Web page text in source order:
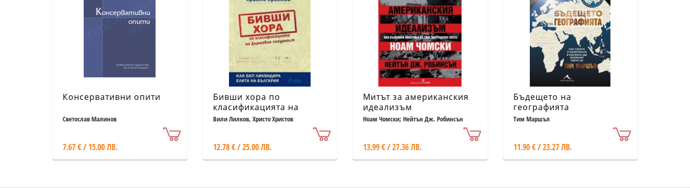
Консервативни опити
Светослав Малинов
7.67 € / 15.00 ЛВ.
Бивши хора по
класификацията на
Държавна сигурност
Вили Лилков, Христо Христов
12.78 € / 25.00 ЛВ.
Митът за американския
идеализъм
Ноам Чомски; Нейтън Дж. Робинсън
13.99 € / 27.36 ЛВ.
Бъдещето на
географията
Тим Маршъл
11.90 € / 23.27 ЛВ.